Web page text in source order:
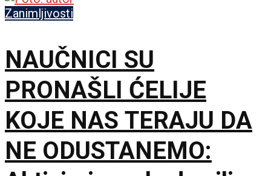
Zanimljivosti
NAUČNICI SU
PRONAŠLI ĆELIJE
KOJE NAS TERAJU DA
NE ODUSTANEMO: